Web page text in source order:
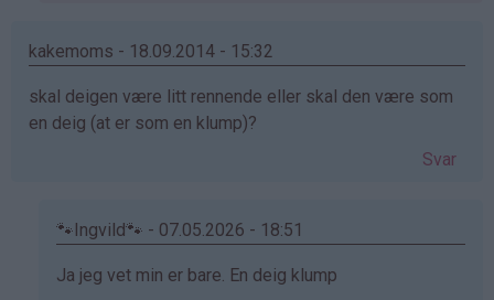
KakeElskeren
bekreftet)
kakemoms - 18.09.2014 - 15:32
skal deigen være litt rennende eller skal den være som
en deig (at er som en klump)?
Svar
🐾Ingvild🐾 - 07.05.2026 - 18:51
Som
Ja jeg vet min er bare. En deig klump